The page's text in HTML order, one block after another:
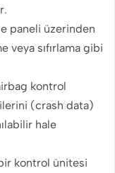
paneli üzerinden
sıfırlama gibi
kontrol
(crash data)
hale
kontrol ünitesi